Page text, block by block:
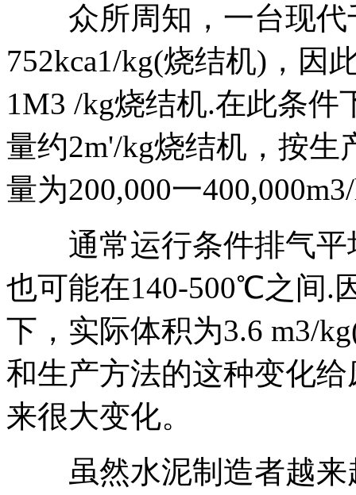
众所周知，一台现代
752kca1/kg(烧结机)，因
1M3 /kg烧结机.在此条
量约2m'/kg烧结机，按
量为200,000一
通常运行条件排气平
也可能在140-500℃之间.
下，实际体积为3.6 m3/
和生产方法的这种变化
来很大变化。
虽然水泥制造者越来